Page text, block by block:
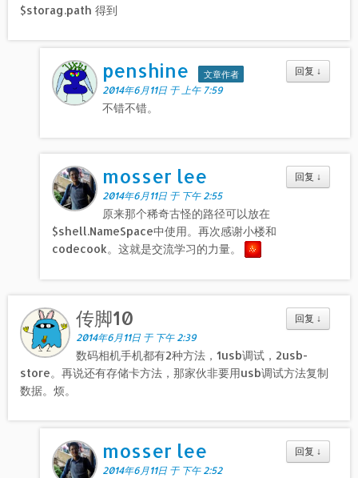
$storag.path 得到
回复 ↓
penshine
文章作者
2014年6月11日 于 上午 7:59
不错不错。
回复 ↓
mosser lee
2014年6月11日 于 下午 2:55
原来那个稀奇古怪的路径可以放在
$shell.NameSpace中使用。再次感谢小楼和
codecook。这就是交流学习的力量。
回复 ↓
传脚10
2014年6月11日 于 下午 2:39
数码相机手机都有2种方法，1usb调试，2usb-
store。再说还有存储卡方法，那家伙非要用usb调试方法复制
数据。烦。
回复 ↓
mosser lee
2014年6月11日 于 下午 2:52